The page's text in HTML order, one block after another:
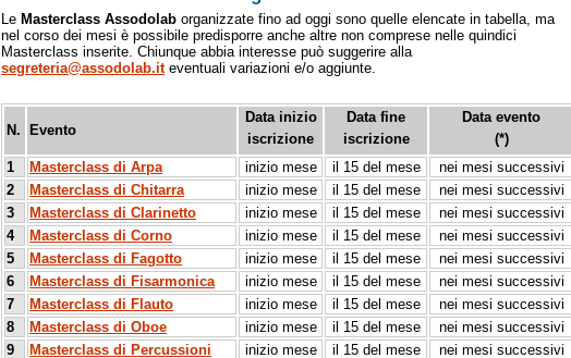
Le Masterclass Assodolab organizzate fino ad oggi sono quelle elencate in tabella, ma
nel corso dei mesi è possibile predisporre anche altre non comprese nelle quindici
Masterclass inserite. Chiunque abbia interesse può suggerire alla
segreteria@assodolab.iteventuali variazioni e/o aggiunte.
N. Evento
Data inizio
iscrizione
Data fine
iscrizione
Data evento
(*)
1
Masterclass di Arpa inizio mese il 15 del mese
nei mesi successivi
2
Masterclass di Chitarra inizio mese il 15 del mese
nei mesi successivi
3
Masterclass di Clarinetto inizio mese il 15 del mese
nei mesi successivi
4
Masterclass di Corno inizio mese il 15 del mese
nei mesi successivi
5
Masterclass di Fagotto inizio mese il 15 del mese
nei mesi successivi
6
Masterclass di Fisarmonica inizio mese il 15 del mese
nei mesi successivi
7
Masterclass di Flauto inizio mese il 15 del mese
nei mesi successivi
8
Masterclass di Oboe inizio mese il 15 del mese
nei mesi successivi
9
Masterclass di Percussioni inizio mese il 15 del mese
nei mesi successivi